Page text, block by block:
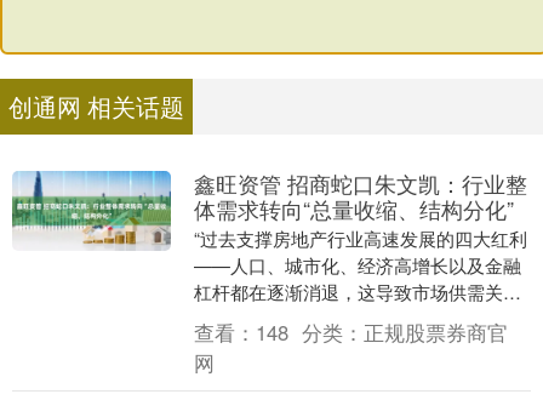
创通网 相关话题
鑫旺资管 招商蛇口朱文凯：行业整
体需求转向“总量收缩、结构分化”
“过去支撑房地产行业高速发展的四大红利
——人口、城市化、经济高增长以及金融
杠杆都在逐渐消退，这导致市场供需关系
发生重大改变，市场供大于求，成交格局
进入存量时代。....
查看： 148 分类： 正规股票券商官
网